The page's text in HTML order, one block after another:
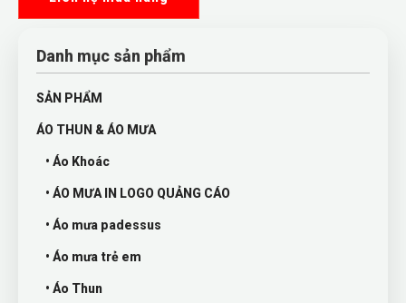
Danh mục sản phẩm
SẢN PHẨM
ÁO THUN & ÁO MƯA
• Áo Khoác
• ÁO MƯA IN LOGO QUẢNG CÁO
• Áo mưa padessus
• Áo mưa trẻ em
• Áo Thun